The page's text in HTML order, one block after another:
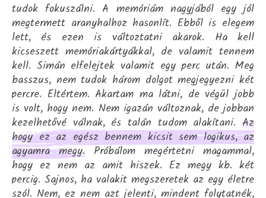
tudok fokuszálni. A memóriám nagyjából egy jól
megtermett aranyhalhoz hasonlít. Ebből is elegem
lett, és ezen is változtatni akarok. Ha kell
kicseszett memóriakártyákkal, de valamit tennem
kell. Simán elfelejtek valamit egy perc után. Meg
basszus, nem tudok három dolgot megjegyezni két
percre. Eltértem. Akartam ma látni, de végül jobb
is volt, hogy nem. Nem igazán változnak, de jobban
kezelhetővé válnak, és talán tudom alakítani. Az
hogy ez az egész bennem kicsit sem logikus, az
agyamra megy. Próbálom megértetni magammal,
hogy ez nem az amit hiszek. Ez megy kb. két
percig. Sajnos, ha valakit megszeretek az egy életre
szól. Nem, ez nem azt jelenti, mindent folytatnék,